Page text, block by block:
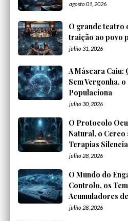
agosto 01, 2026
O grande teatro
traição ao povo
julho 31, 2026
A Máscara Caiu:
Sem Vergonha,
Populaciona
julho 30, 2026
O Protocolo
Natural, o Cerco
Terapias
julho 28, 2026
O Mundo do
Controlo, os
Acumuladores
julho 28, 2026